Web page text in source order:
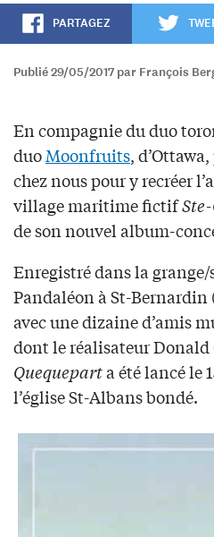
PARTAGEZ
Publié 29/05/2017 par François
En compagnie du duo
duoMoonfruits,
chez nous pour y recréer
village maritime fictif
de son nouvel album-
Enregistré dans la
Pandaléon à St-Bernardin
avec une dizaine d’amis
dont le réalisateur Donald
Quequeparta été lancé le
l’église St-Albans bondé.